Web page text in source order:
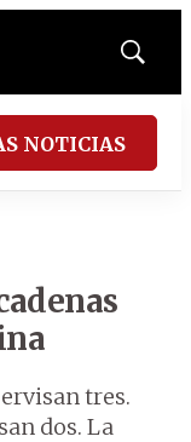
Mostrar
NOTICIAS
tres.
dos. La